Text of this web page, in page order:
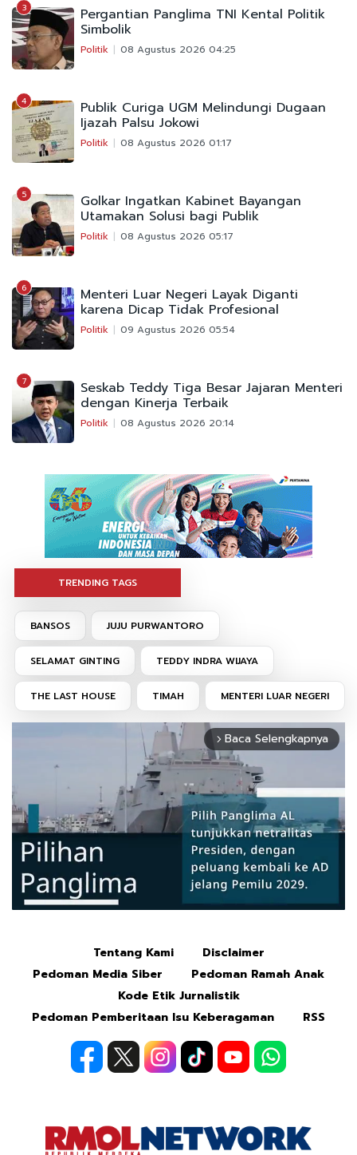
3 Pergantian Panglima TNI Kental Politik
Simbolik
Politik 08 Agustus 2026 04:25
4 Publik Curiga UGM Melindungi Dugaan
Ijazah Palsu Jokowi
Politik 08 Agustus 2026 01:17
5 Golkar Ingatkan Kabinet Bayangan
Utamakan Solusi bagi Publik
Politik 08 Agustus 2026 05:17
6 Menteri Luar Negeri Layak Diganti
karena Dicap Tidak Profesional
Politik 09 Agustus 2026 05:54
7 Seskab Teddy Tiga Besar Jajaran Menteri
dengan Kinerja Terbaik
Politik 08 Agustus 2026 20:14
TRENDING TAGS
BANSOS JUJU PURWANTORO
SELAMAT GINTING TEDDY INDRA WIJAYA
THE LAST HOUSE TIMAH MENTERI LUAR NEGERI
arrow_forward_ios Baca Selengkapnya
Tentang Kami
Disclaimer
Pedoman Media Siber
Pedoman Ramah Anak
Kode Etik Jurnalistik
Pedoman Pemberitaan Isu Keberagaman
RSS